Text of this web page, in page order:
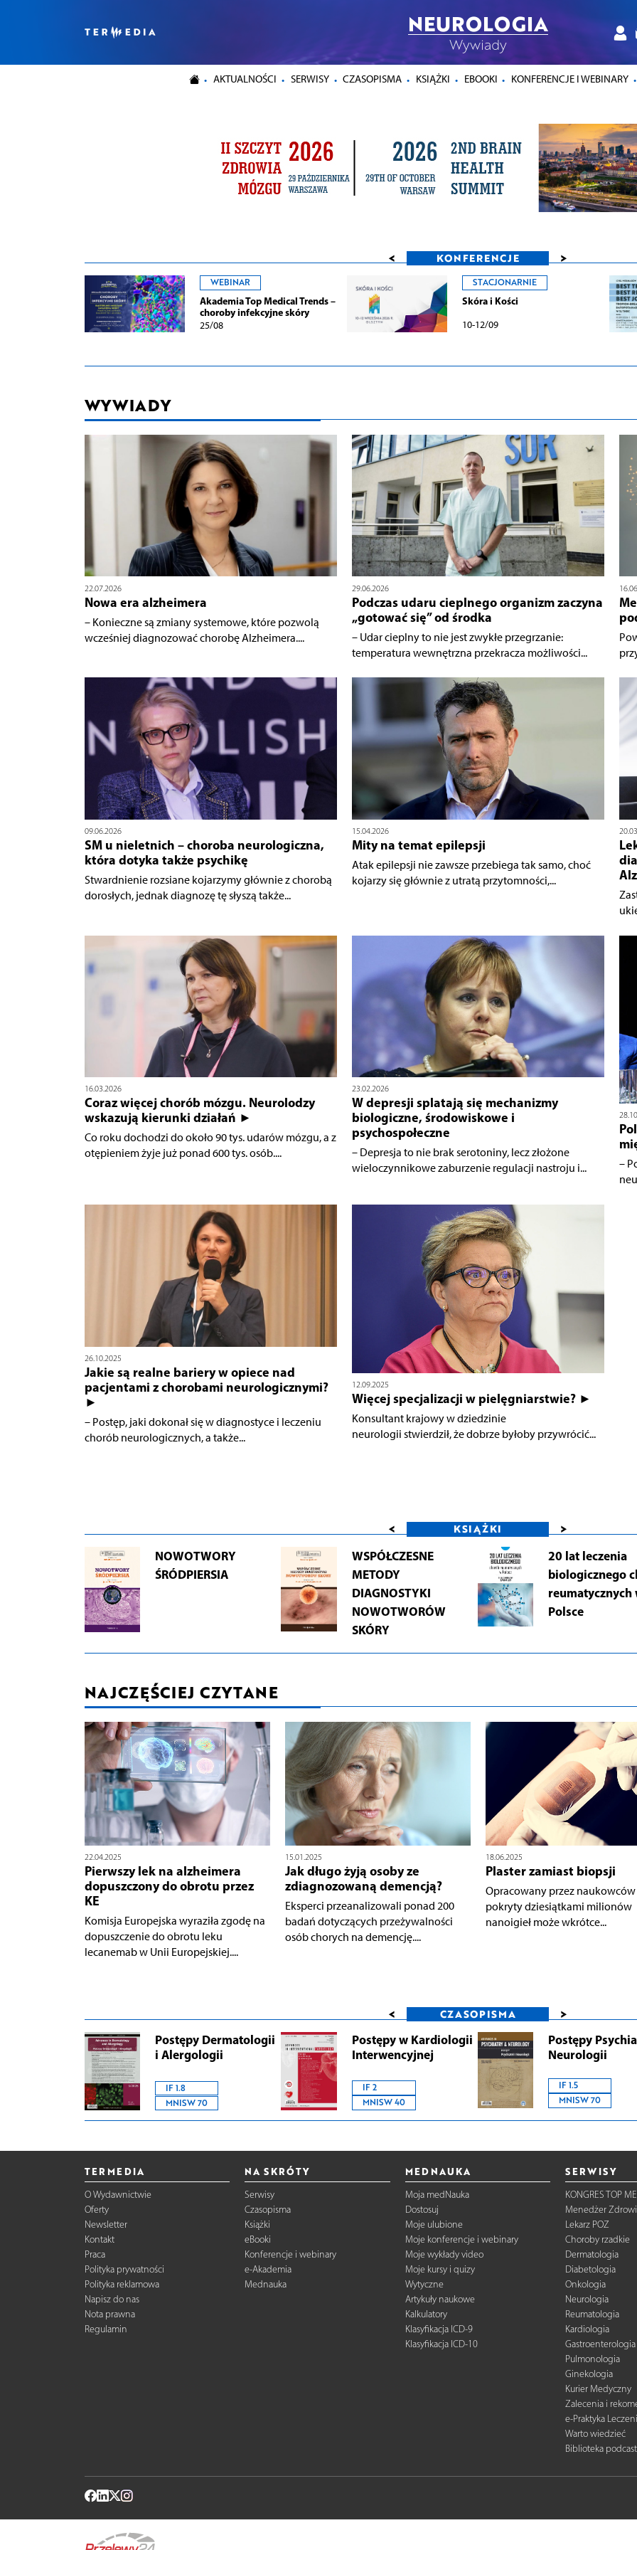
NEUROLOGIA
Wywiady
AKTUALNOŚCI SERWISY CZASOPISMA KSIĄŻKI EBOOKI KONFERENCJE I WEBINARY
< KONFERENCJE >
WEBINAR
Akademia Top Medical Trends –
choroby infekcyjne skóry
25/08
STACJONARNIE
Skóra i Kości
10-12/09
WYWIADY
22.07.2026
Nowa era alzheimera
– Konieczne są zmiany systemowe, które pozwolą
wcześniej diagnozować chorobę Alzheimera....
29.06.2026
Podczas udaru cieplnego organizm zaczyna
„gotować się” od środka
– Udar cieplny to nie jest zwykłe przegrzanie:
temperatura wewnętrzna przekracza możliwości...
09.06.2026
SM u nieletnich – choroba neurologiczna,
która dotyka także psychikę
Stwardnienie rozsiane kojarzymy głównie z chorobą
dorosłych, jednak diagnozę tę słyszą także...
15.04.2026
Mity na temat epilepsji
Atak epilepsji nie zawsze przebiega tak samo, choć
kojarzy się głównie z utratą przytomności,...
16.03.2026
Coraz więcej chorób mózgu. Neurolodzy
wskazują kierunki działań ►
Co roku dochodzi do około 90 tys. udarów mózgu, a z
otępieniem żyje już ponad 600 tys. osób....
23.02.2026
W depresji splatają się mechanizmy
biologiczne, środowiskowe i
psychospołeczne
– Depresja to nie brak serotoniny, lecz złożone
wieloczynnikowe zaburzenie regulacji nastroju i...
–
26.10.2025
Jakie są realne bariery w opiece nad
pacjentami z chorobami neurologicznymi?
►
– Postęp, jaki dokonał się w diagnostyce i leczeniu
chorób neurologicznych, a także...
12.09.2025
Więcej specjalizacji w pielęgniarstwie? ►
Konsultant krajowy w dziedzinie
neurologii stwierdził, że dobrze byłoby przywrócić...
< KSIĄŻKI >
NOWOTWORY
ŚRÓDPIERSIA
WSPÓŁCZESNE
METODY
DIAGNOSTYKI
NOWOTWORÓW
SKÓRY
20 lat leczenia
biologicznego
reumatycznych
Polsce
NAJCZĘŚCIEJ CZYTANE
22.04.2025
Pierwszy lek na alzheimera
dopuszczony do obrotu przez
KE
Komisja Europejska wyraziła zgodę na
dopuszczenie do obrotu leku
lecanemab w Unii Europejskiej....
15.01.2025
Jak długo żyją osoby ze
zdiagnozowaną demencją?
Eksperci przeanalizowali ponad 200
badań dotyczących przeżywalności
osób chorych na demencję....
18.06.2025
Plaster zamiast biopsji
Opracowany przez
pokryty dziesiątkami milionów
nanoigieł może wkrótce...
< CZASOPISMA >
Postępy Dermatologii
i Alergologii
IF 1.8
MNISW 70
Postępy w Kardiologii
Interwencyjnej
IF 2
MNISW 40
Postępy
Neurologii
IF 1.5
MNISW 70
TERMEDIA
O Wydawnictwie
Oferty
Newsletter
Kontakt
Praca
Polityka prywatności
Polityka reklamowa
Napisz do nas
Nota prawna
Regulamin
NA SKRÓTY
Serwisy
Czasopisma
Książki
eBooki
Konferencje i webinary
e-Akademia
Mednauka
MEDNAUKA
Moja medNauka
Dostosuj
Moje ulubione
Moje konferencje i webinary
Moje wykłady video
Moje kursy i quizy
Wytyczne
Artykuły naukowe
Kalkulatory
Klasyfikacja ICD-9
Klasyfikacja ICD-10
SERWISY
KONGRES TOP
Menedżer
Lekarz POZ
Choroby rzadkie
Dermatologia
Diabetologia
Onkologia
Neurologia
Reumatologia
Kardiologia
Gastroenterologia
Pulmonologia
Ginekologia
Kurier Medyczny
Zalecenia i
e-Praktyka
Warto wiedzieć
Biblioteka